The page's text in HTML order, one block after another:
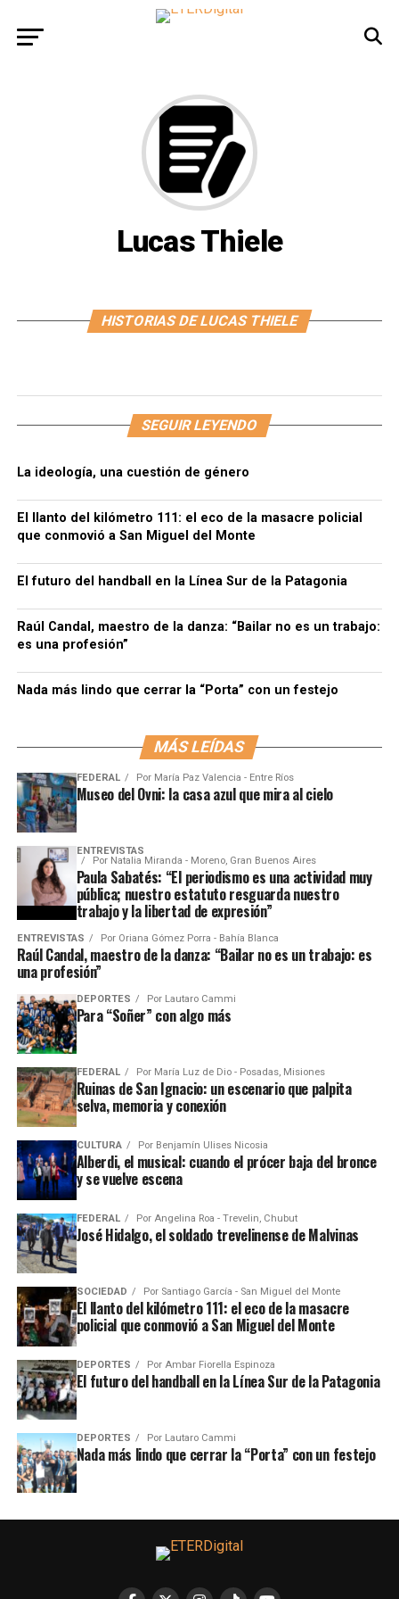
Lucas Thiele
HISTORIAS DE LUCAS THIELE
SEGUIR LEYENDO
La ideología, una cuestión de género
El llanto del kilómetro 111: el eco de la masacre policial
que conmovió a San Miguel del Monte
El futuro del handball en la Línea Sur de la Patagonia
Raúl Candal, maestro de la danza: “Bailar no es un trabajo:
es una profesión”
Nada más lindo que cerrar la “Porta” con un festejo
MÁS LEÍDAS
FEDERAL Por María Paz Valencia - Entre Ríos
Museo del Ovni: la casa azul que mira al cielo
ENTREVISTAS
Por Natalia Miranda - Moreno, Gran Buenos Aires
Paula Sabatés: “El periodismo es una actividad muy
pública; nuestro estatuto resguarda nuestro
trabajo y la libertad de expresión”
ENTREVISTAS Por Oriana Gómez Porra - Bahía Blanca
Raúl Candal, maestro de la danza: “Bailar no es un trabajo: es
una profesión”
DEPORTES Por Lautaro Cammi
Para “Soñer” con algo más
FEDERAL Por María Luz de Dio - Posadas, Misiones
Ruinas de San Ignacio: un escenario que palpita
selva, memoria y conexión
CULTURA Por Benjamín Ulises Nicosia
Alberdi, el musical: cuando el prócer baja del bronce
y se vuelve escena
FEDERAL Por Angelina Roa - Trevelin, Chubut
José Hidalgo, el soldado trevelinense de Malvinas
SOCIEDAD Por Santiago García - San Miguel del Monte
El llanto del kilómetro 111: el eco de la masacre
policial que conmovió a San Miguel del Monte
DEPORTES Por Ambar Fiorella Espinoza
El futuro del handball en la Línea Sur de la Patagonia
DEPORTES Por Lautaro Cammi
Nada más lindo que cerrar la “Porta” con un festejo